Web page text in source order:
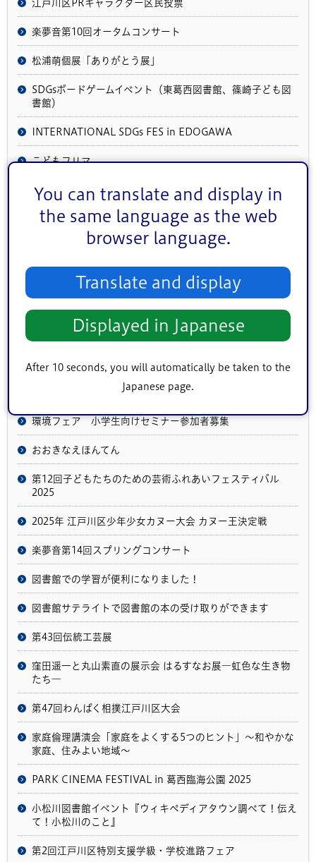
You can translate and display in
the same language as the web
browser language.
Translate and display
Displayed in Japanese
After 10 seconds, you will automatically be taken to the
Japanese page.
江戸川区PRキャラクター区民投票
楽夢音第10回オータムコンサート
松浦萌個展「ありがとう展」
SDGsボードゲームイベント（東葛西図書館、篠崎子ども図
書館）
INTERNATIONAL SDGs FES in EDOGAWA
こどもフリマ
第4回江戸川区羽根田卓也杯カヌー大会
第42回江戸川伝統工芸展
親子で華道・茶道を楽しむ講座
親子で楽しむ「ぱれっとルームコンサート」
アートがともにある日常を。
参議院議員選挙
環境フェア 小学生向けセミナー参加者募集
おおきなえほんてん
第12回子どもたちのための芸術ふれあいフェスティバル
2025
2025年 江戸川区少年少女カヌー大会 カヌー王決定戦
楽夢音第14回スプリングコンサート
図書館での学習が便利になりました！
図書館サテライトで図書館の本の受け取りができます
第43回伝統工芸展
窪田遥一と丸山素直の展示会 はるすなお展―虹色な生き物
たち―
第47回わんぱく相撲江戸川区大会
家庭倫理講演会「家庭をよくする5つのヒント」～和やかな
家庭、住みよい地域～
PARK CINEMA FESTIVAL in 葛西臨海公園 2025
小松川図書館イベント『ウィキペディアタウン調べて！伝え
て！小松川のこと』
第2回江戸川区特別支援学級・学校進路フェア